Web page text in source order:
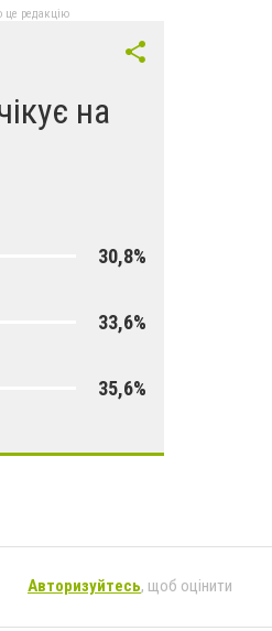
це редакцію
на
30,8%
33,6%
35,6%
Авторизуйтесь, щоб оцінити